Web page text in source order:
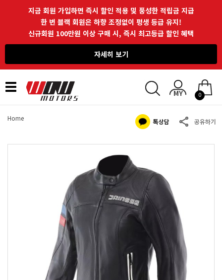
지금 회원 가입하면 즉시 할인 적용 및 풍성한 적립금 지급
한 번 블랙 회원은 하향 조정없이 평생 등급 유지!
신규회원 100만원 이상 구매 시, 즉시 최고등급 할인 혜택
자세히 보기
Toggle
navigation
0
Home